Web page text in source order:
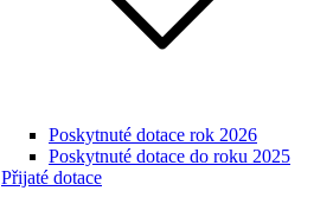
Poskytnuté dotace rok 2026
Poskytnuté dotace do roku 2025
Přijaté dotace